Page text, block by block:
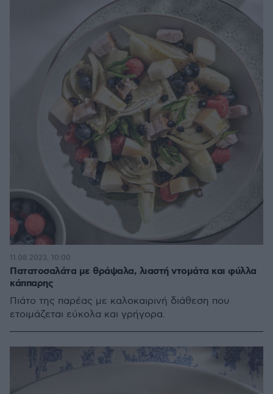
Πατατοσαλάτα με θράψαλα, λιαστή ντομάτα και φύλλα
κάππαρης
Πιάτο της παρέας με καλοκαιρινή διάθεση που
ετοιμάζεται εύκολα και γρήγορα.
11.08.2023, 10:00